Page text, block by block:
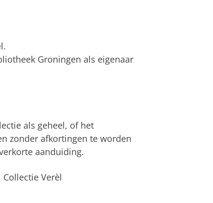
Groningen als eigenaar
als geheel, of het
zonder afkortingen te worden
aanduiding.
Verèl